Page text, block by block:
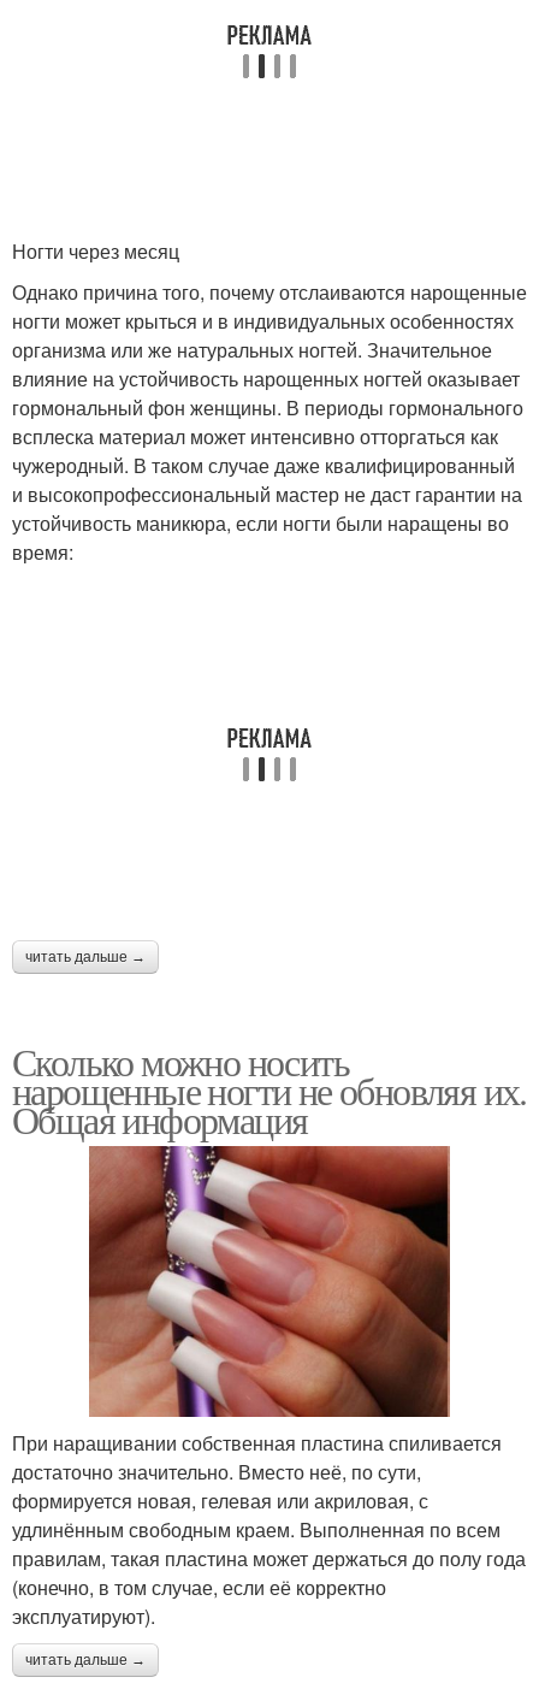
Ногти через месяц
Однако причина того, почему отслаиваются нарощенные
ногти может крыться и в индивидуальных особенностях
организма или же натуральных ногтей. Значительное
влияние на устойчивость нарощенных ногтей оказывает
гормональный фон женщины. В периоды гормонального
всплеска материал может интенсивно отторгаться как
чужеродный. В таком случае даже квалифицированный
и высокопрофессиональный мастер не даст гарантии на
устойчивость маникюра, если ногти были наращены во
время:
читать дальше →
Сколько можно носить
нарощенные ногти не обновляя их.
Общая информация
При наращивании собственная пластина спиливается
достаточно значительно. Вместо неё, по сути,
формируется новая, гелевая или акриловая, с
удлинённым свободным краем. Выполненная по всем
правилам, такая пластина может держаться до полу года
(конечно, в том случае, если её корректно
эксплуатируют).
читать дальше →